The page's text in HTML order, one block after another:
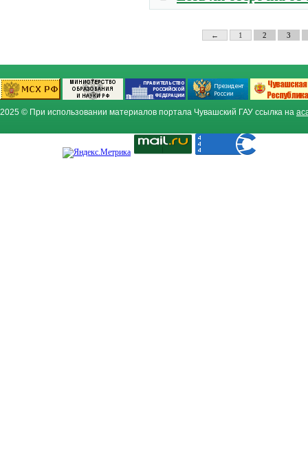
← 1 2 3
2025 © При использовании материалов портала Чувашский ГАУ ссылка на